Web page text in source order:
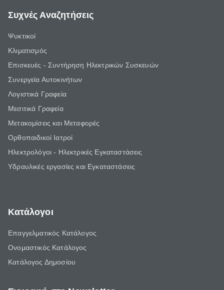
Συχνές Αναζητήσεις
Ψυκτικοί
Κλιματισμός
Επισκευές - Συντήρηση Ηλεκτρικών Συσκευών
Συνεργεία Αυτοκινήτων
Λογιστικά Γραφεία
Μεσιτικά Γραφεία
Μετακομίσεις και Μεταφορές
Ορθοπαιδικοί Ιατροί
Ηλεκτρολόγοι - Ηλεκτρικές Εγκαταστάσεις
Υδραυλικές εργασίες και Εγκαταστάσεις
Κατάλογοι
Επαγγελματικός Κατάλογος
Ονομαστικός Κατάλογος
Κατάλογος Δημοσίου